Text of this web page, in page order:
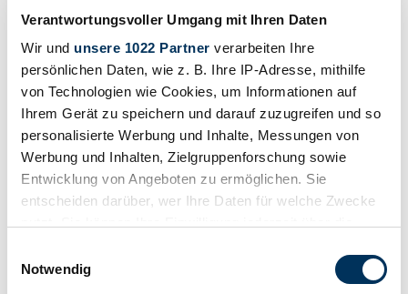
Verantwortungsvoller Umgang mit Ihren Daten
Wir und unsere 1022 Partner verarbeiten Ihre
persönlichen Daten, wie z. B. Ihre IP-Adresse, mithilfe
von Technologien wie Cookies, um Informationen auf
Ihrem Gerät zu speichern und darauf zuzugreifen und so
personalisierte Werbung und Inhalte, Messungen von
Werbung und Inhalten, Zielgruppenforschung sowie
Entwicklung von Angeboten zu ermöglichen. Sie
entscheiden darüber, wer Ihre Daten für welche Zwecke
Trigger Symbol ändern oder widerrufen
Notwendig
1996 | Volkswagen Golf III 1.6
Echter Klassiker zu verkaufen! 90er Feeling inklusive
2995 €
2 mesi fa